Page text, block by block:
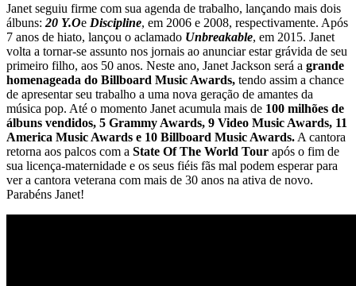
Janet seguiu firme com sua agenda de trabalho, lançando mais dois
álbuns: 20 Y.Oe Discipline, em 2006 e 2008, respectivamente. Após
7 anos de hiato, lançou o aclamado Unbreakable, em 2015. Janet
volta a tornar-se assunto nos jornais ao anunciar estar grávida de seu
primeiro filho, aos 50 anos. Neste ano, Janet Jackson será a grande
homenageada do Billboard Music Awards, tendo assim a chance
de apresentar seu trabalho a uma nova geração de amantes da
música pop. Até o momento Janet acumula mais de 100 milhões de
álbuns vendidos, 5 Grammy Awards, 9 Video Music Awards, 11
America Music Awards e 10 Billboard Music Awards. A cantora
retorna aos palcos com a State Of The World Tour após o fim de
sua licença-maternidade e os seus fiéis fãs mal podem esperar para
ver a cantora veterana com mais de 30 anos na ativa de novo.
Parabéns Janet!